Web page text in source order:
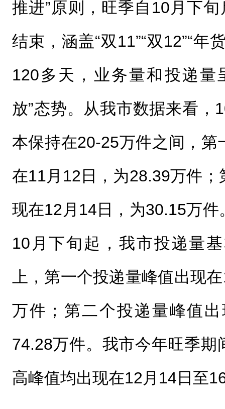
推进”原则，旺季自10月下
结束，涵盖“双11”“双12”“年
120多天，业务量和投递量
放”态势。从我市数据来看，
本保持在20-25万件之间，第
在11月12日，为28.39万件
现在12月14日，为30.15万
10月下旬起，我市投递量
上，第一个投递量峰值出现
万件；第二个投递量峰值
74.28万件。我市今年旺季期
高峰值均出现在12月14日至